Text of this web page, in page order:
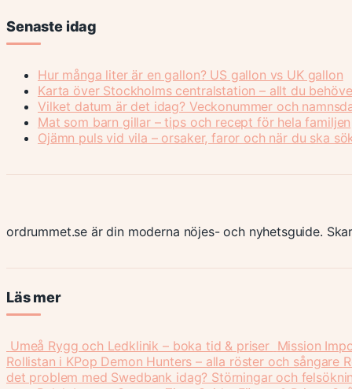
Senaste idag
Hur många liter är en gallon? US gallon vs UK gallon
Karta över Stockholms centralstation – allt du
Vilket datum är det idag? Veckonummer och
Mat som barn gillar – tips och recept för hela familjen
Ojämn puls vid vila – orsaker, faror och när du ska
ordrummet.se är din moderna nöjes- och nyhetsguide.
Läs mer
Umeå Rygg och Ledklinik – boka tid & priser Mission
Rollistan i KPop Demon Hunters – alla röster och sångare
det problem med Swedbank idag? Störningar och